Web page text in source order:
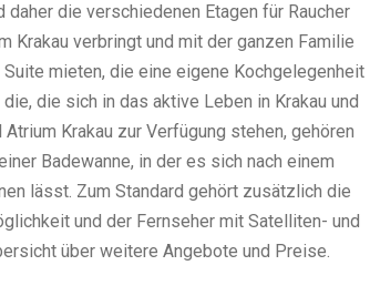
die verschiedenen Etagen für Raucher
Krakau verbringt und mit der ganzen Familie
mieten, die eine eigene Kochgelegenheit
die sich in das aktive Leben in Krakau und
Krakau zur Verfügung stehen, gehören
Badewanne, in der es sich nach einem
lässt. Zum Standard gehört zusätzlich die
und der Fernseher mit Satelliten- und
über weitere Angebote und Preise.